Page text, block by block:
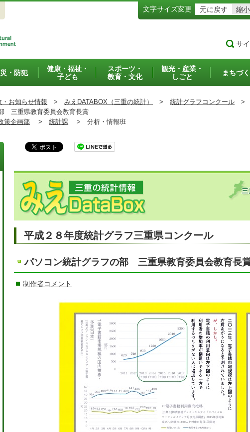
文字サイズ変更 元に戻す 縮小
サ
・防犯
健康・福祉・
子ども
スポーツ・
教育・文化
観光・産業・
しごと
まちづ
・お知らせ情報 > みえDATABOX（三重の統計） > 統計グラフコンクール >
三重県教育委員会教育長賞
策企画部 > 統計課 > 分析・情報班
平成２８年度統計グラフ三重県コンクール
パソコン統計グラフの部 三重県教育委員会教育長
制作者コメント